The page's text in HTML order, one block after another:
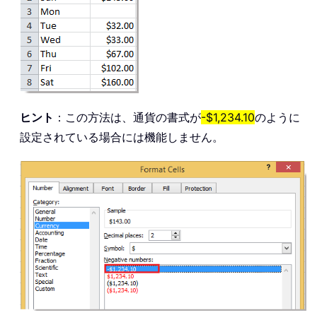
ヒント ：この方法は、通貨の書式が-$1,234.10のように
設定されている場合には機能しません。